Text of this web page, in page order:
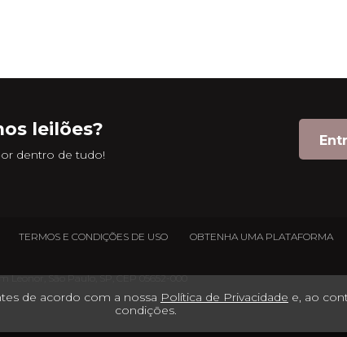
leilões?
dentro de tudo!
TERMOS E CONDIÇÕES DE USO OBTENHA UMA PLATAFORMA
Leonor, São Paulo, SP, CEP 05652-000
de acordo com a nossa Política de Privacidade e, ao
condições.